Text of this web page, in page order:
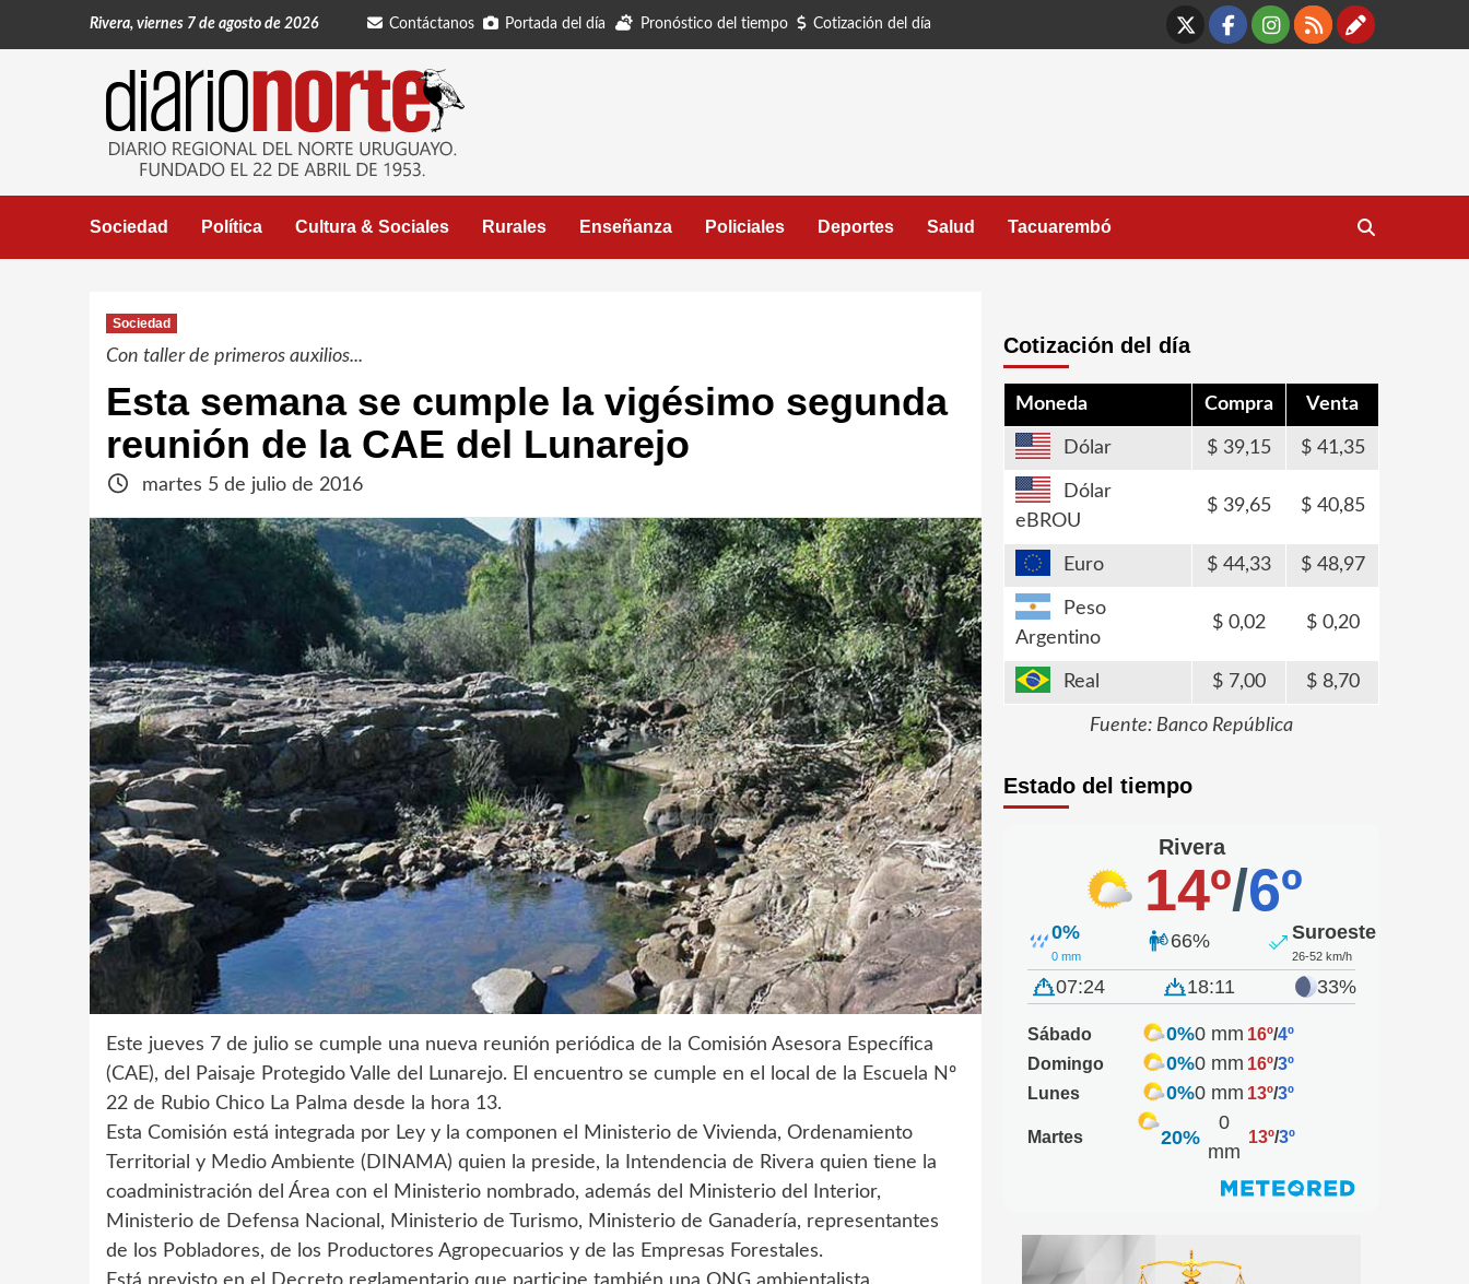
Rivera, viernes 7 de agosto de 2026 Contáctanos Portada del día Pronóstico del tiempo Cotización del día
X Facebook
Instagram
RSS
Sociedad Política Cultura & Sociales Rurales Enseñanza Policiales Deportes Salud Tacuarembó
Sociedad
Con taller de primeros auxilios...
Esta semana se cumple la vigésimo segunda
reunión de la CAE del Lunarejo
martes 5 de julio de 2016
Este jueves 7 de julio se cumple una nueva reunión periódica de la Comisión Asesora Específica
(CAE), del Paisaje Protegido Valle del Lunarejo. El encuentro se cumple en el local de la Escuela Nº
22 de Rubio Chico La Palma desde la hora 13.
Esta Comisión está integrada por Ley y la componen el Ministerio de Vivienda, Ordenamiento
Territorial y Medio Ambiente (DINAMA) quien la preside, la Intendencia de Rivera quien tiene la
coadministración del Área con el Ministerio nombrado, además del Ministerio del Interior,
Ministerio de Defensa Nacional, Ministerio de Turismo, Ministerio de Ganadería, representantes
de los Pobladores, de los Productores Agropecuarios y de las Empresas Forestales.
Cotización del día
Moneda Compra Venta
Dólar 39,15 41,35
Dólar
eBROU
39,65 40,85
Euro 44,33 48,97
Peso
Argentino
0,02 0,20
Real 7,00 8,70
Fuente: Banco República
Estado del tiempo
Rivera
14º/6º
0%
0 mm
66% Suroeste
26-52 km/h
07:24 18:11 33%
Sábado 0%0 mm 16º/4º
Domingo
0%0 mm 16º/3º
Lunes
0%0 mm 13º/3º
Martes 20%
0
mm
13º/3º